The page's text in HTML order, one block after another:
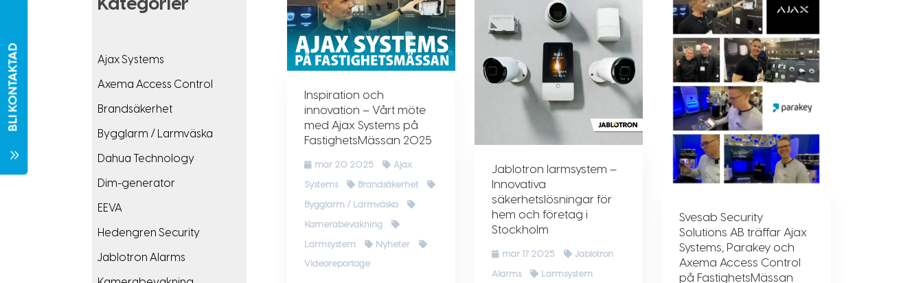
Kategorier
Ajax Systems
Axema Access Control
Brandsäkerhet
Bygglarm / Larmväska
Dahua Technology
Dim-generator
EEVA
Hedengren Security
Jablotron Alarms
Inspiration och
innovation – Vårt möte
med Ajax Systems på
FastighetsMässan 2025
mar 20 2025 Ajax
Systems Brandsäkerhet
Bygglarm / Larmväska
Kamerabevakning
Larmsystem Nyheter
Videoreportage
Jablotron larmsystem –
Innovativa
säkerhetslösningar för
hem och företag i
Stockholm
mar 17 2025 Jablotron
Alarms Larmsystem
Svesab Security
Solutions AB träffar Ajax
Systems, Parakey och
Axema Access Control
på FastighetsMässan
7
BLI KONTAKTAD